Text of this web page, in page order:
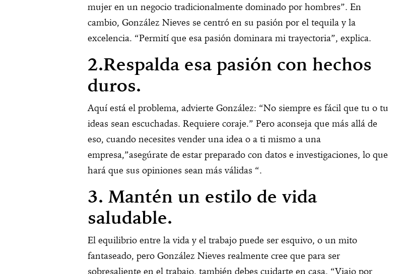
mujer en un negocio tradicionalmente dominado por hombres”. En
cambio, González Nieves se centró en su pasión por el tequila y la
excelencia. “Permití que esa pasión dominara mi trayectoria”, explica.
2.Respalda esa pasión con hechos
duros.
Aquí está el problema, advierte González: “No siempre es fácil que tu o tu
ideas sean escuchadas. Requiere coraje.” Pero aconseja que más allá de
eso, cuando necesites vender una idea o a ti mismo a una
empresa,”asegúrate de estar preparado con datos e investigaciones, lo que
hará que sus opiniones sean más válidas “.
3. Mantén un estilo de vida
saludable.
El equilibrio entre la vida y el trabajo puede ser esquivo, o un mito
fantaseado, pero González Nieves realmente cree que para ser
sobresaliente en el trabajo, también debes cuidarte en casa. “Viajo por